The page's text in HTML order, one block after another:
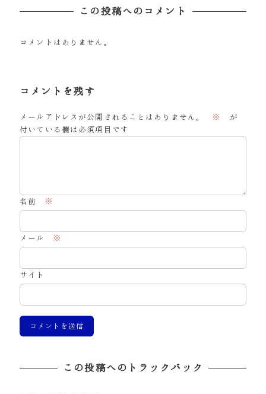
この投稿へのコメント
コメントはありません。
コメントを残す
メールアドレスが公開されることはありません。 ※
が
付いている欄は必須項目です
名前 ※
メール ※
サイト
この投稿へのトラックバック